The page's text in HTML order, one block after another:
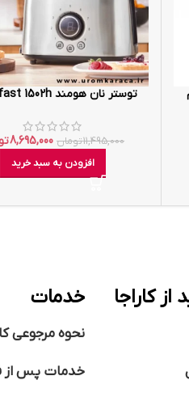
توستر نان هومند Breadfast 1502h
11,495,000تومان 8,695,000
افزودن به سبد خرید
کاراجا خدمات
نحوه مرجوعی
خدمات پس